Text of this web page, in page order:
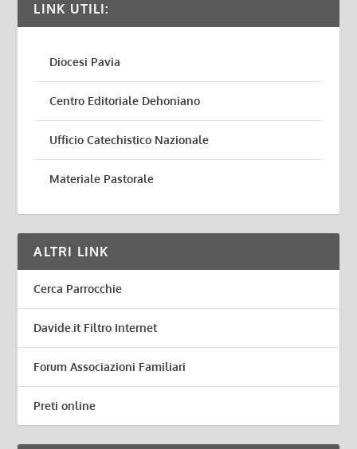
LINK UTILI:
Diocesi Pavia
Centro Editoriale Dehoniano
Ufficio Catechistico Nazionale
Materiale Pastorale
ALTRI LINK
Cerca Parrocchie
Davide.it Filtro Internet
Forum Associazioni Familiari
Preti online